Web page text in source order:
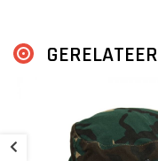
Inclusief een woodland